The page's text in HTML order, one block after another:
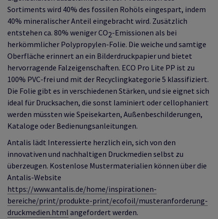
Sortiments wird 40% des fossilen Rohöls eingespart, indem
40% mineralischer Anteil eingebracht wird. Zusätzlich
entstehen ca. 80% weniger CO2-Emissionen als bei
herkömmlicher Polypropylen-Folie. Die weiche und samtige
Oberfläche erinnert an ein Bilderdruckpapier und bietet
hervorragende Falzeigenschaften. ECO Pro Lite PP ist zu
100% PVC-frei und mit der Recyclingkategorie 5 klassifiziert.
Die Folie gibt es in verschiedenen Stärken, und sie eignet sich
ideal für Drucksachen, die sonst laminiert oder cellophaniert
werden müssten wie Speisekarten, Außenbeschilderungen,
Kataloge oder Bedienungsanleitungen.
Antalis lädt Interessierte herzlich ein, sich von den
innovativen und nachhaltigen Druckmedien selbst zu
überzeugen. Kostenlose Mustermaterialien können über die
Antalis-Website
https://www.antalis.de/home/inspirationen-
bereiche/print/produkte-print/ecofoil/musteranforderung-
druckmedien.html angefordert werden.